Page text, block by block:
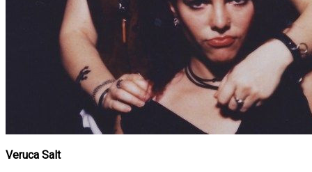
Veruca Salt